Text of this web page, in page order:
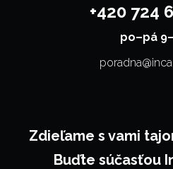
+420 724
po–⁠⁠⁠⁠⁠⁠pá
Zdieľame s vami
Buďte súčasťou